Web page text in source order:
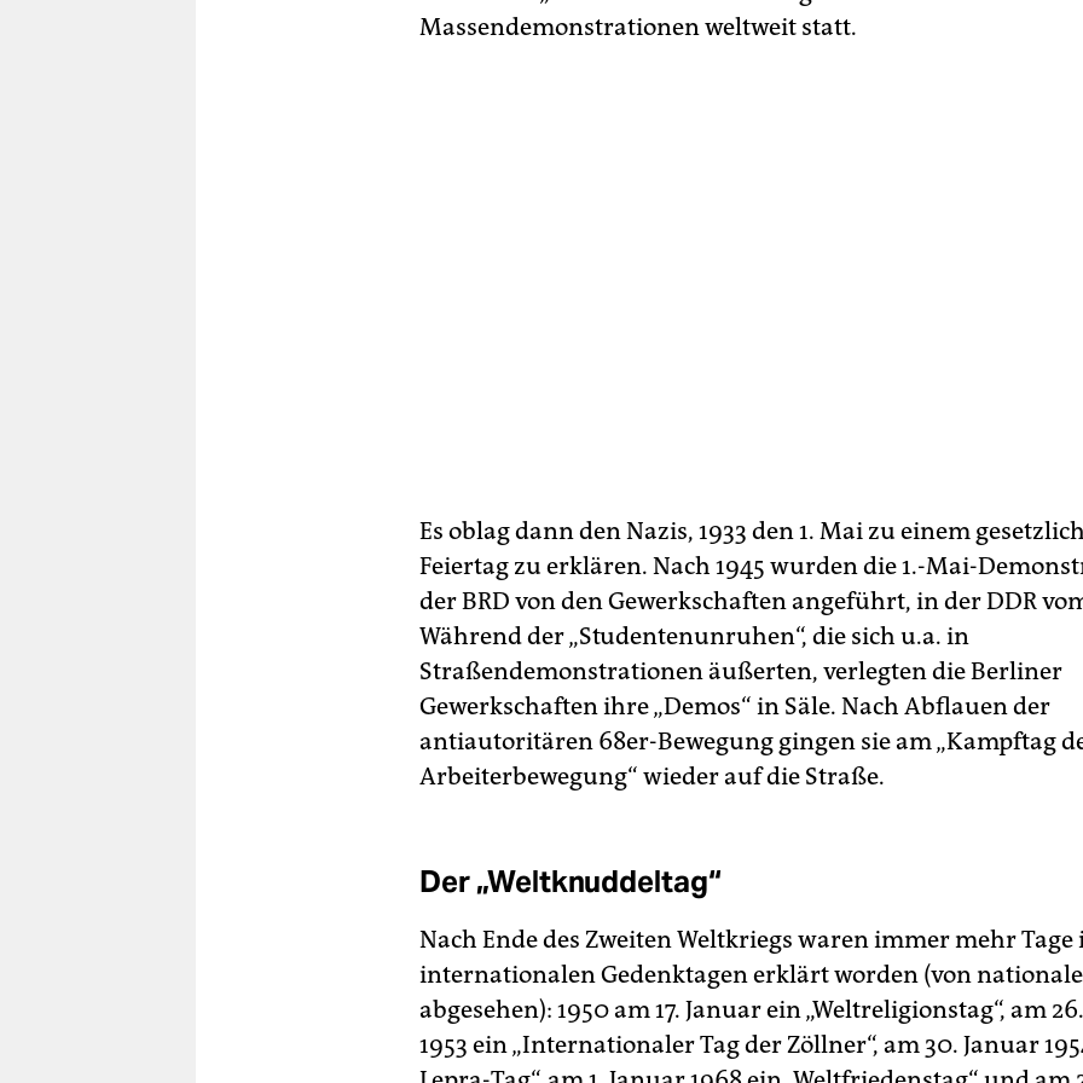
Massendemonstrationen weltweit statt.
Es oblag dann den Nazis, 1933 den 1. Mai zu einem
Feiertag zu erklären. Nach 1945 wurden die 1.-Mai-
der BRD von den Gewerkschaften angeführt, in der DDR
Während der „Studentenunruhen“, die sich u.a. in
Straßendemonstrationen äußerten, verlegten die Berliner
Gewerkschaften ihre „Demos“ in Säle. Nach Abflauen der
antiautoritären 68er-Bewegung gingen sie am „Kampftag
Arbeiterbewegung“ wieder auf die Straße.
Der „Weltknuddeltag“
Nach Ende des Zweiten Weltkriegs waren immer mehr Tage
internationalen Gedenktagen erklärt worden (von
abgesehen): 1950 am 17. Januar ein „Weltreligionstag“, am
1953 ein „Internationaler Tag der Zöllner“, am 30. Januar